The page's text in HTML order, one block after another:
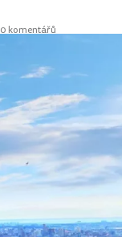
0 komentářů